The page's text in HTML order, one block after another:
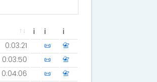
ℹ ℹ
ℹ
0:03:21 📜
📇
0:03:50 📜
📇
0:04:06 📜
📇